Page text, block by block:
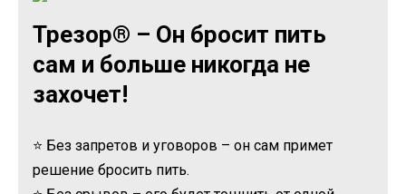
Трезор® – Он бросит пить
сам и больше никогда не
захочет!
⭐ Без запретов и уговоров – он сам примет
решение бросить пить.